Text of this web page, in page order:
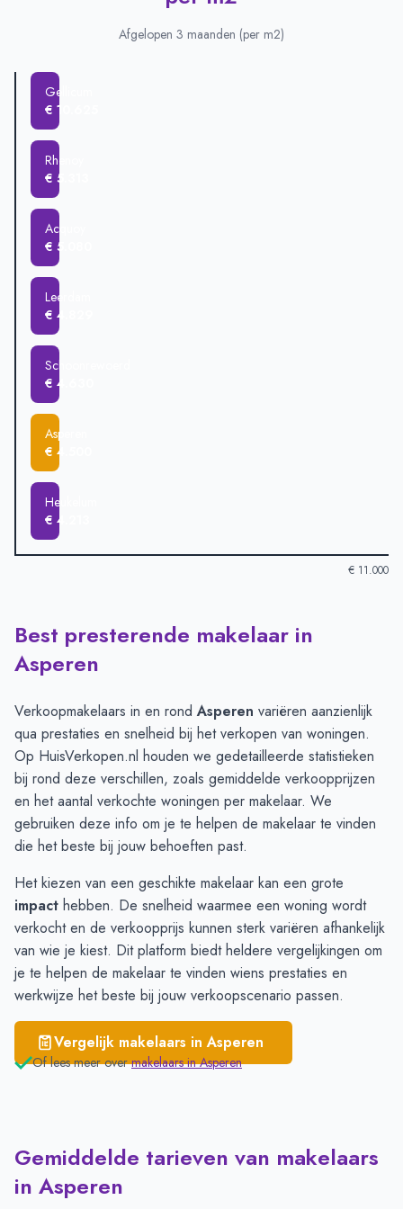
€ 1.021.000
€ 716.200
Schoonrewoerd
Leerdam
Asperen
Gellicum
Afgelopen 3 maanden (per m2)
Gellicum
€ 10.625
Rhenoy
€ 5.313
Acquoy
€ 5.080
Leerdam
€ 4.829
Schoonrewoerd
€ 4.630
Asperen
€ 4.500
Heukelum
€ 4.213
€ 11.000
Verkoopprijzen in andere plaatsen per m2-Afgelopen 3
Gellicum
Rhenoy
€ 5.313
Acquoy
€ 5.080
Leerdam
€ 4.829
Schoonrewoerd
€ 4.630
Asperen
€ 4.500
Heukelum
€ 4.213
Best presterende makelaar in
Asperen
Verkoopmakelaars in en rondAsperen variëren aanzienlijk
qua prestaties en snelheid bij het verkopen van woningen.
Op HuisVerkopen.nl houden we gedetailleerde statistieken
bij rond deze verschillen, zoals gemiddelde verkoopprijzen
en het aantal verkochte woningen per makelaar. We
gebruiken deze info om je te helpen de makelaar te vinden
die het beste bij jouw behoeften past.
Het kiezen van een geschikte makelaar kan een grote
impact hebben. De snelheid waarmee een woning wordt
verkocht en de verkoopprijs kunnen sterk variëren afhankelijk
van wie je kiest. Dit platform biedt heldere vergelijkingen om
je te helpen de makelaar te vinden wiens prestaties en
werkwijze het beste bij jouw verkoopscenario passen.
Vergelijk makelaars inAsperen
Of lees meer over makelaars inAsperen
Gemiddelde tarieven van makelaars
in Asperen